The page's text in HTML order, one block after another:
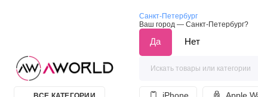
Санкт-Петербург
Ваш город —Санкт-Петербург?